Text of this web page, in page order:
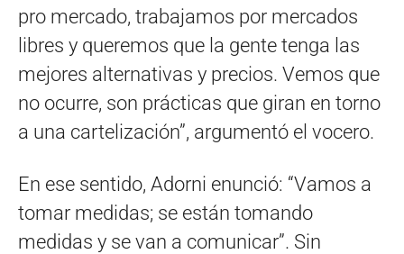
pro mercado, trabajamos por mercados
libres y queremos que la gente tenga las
mejores alternativas y precios. Vemos que
no ocurre, son prácticas que giran en torno
a una cartelización”, argumentó el vocero.
En ese sentido, Adorni enunció: “Vamos a
tomar medidas; se están tomando
medidas y se van a comunicar”. Sin